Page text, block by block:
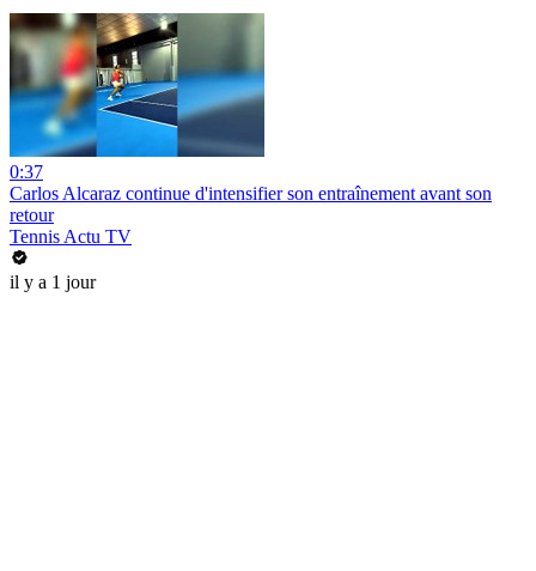
0:37
Carlos Alcaraz continue d'intensifier son entraînement avant son
retour
Tennis Actu TV
il y a 1 jour